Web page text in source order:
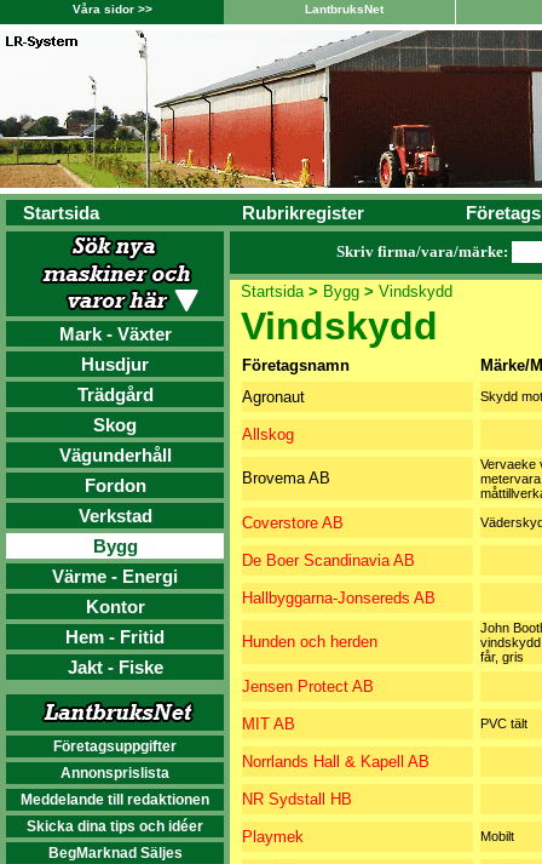
Våra sidor >> LantbruksNet
Startsida Rubrikregister
Mark - Växter
Husdjur
Trädgård
Skog
Vägunderhåll
Fordon
Verkstad
Bygg
Värme - Energi
Kontor
Hem - Fritid
Jakt - Fiske
Företagsuppgifter
Annonsprislista
Meddelande till redaktionen
Skicka dina tips och idéer
BegMarknad Säljes
Skriv firma/vara/märke:
Startsida> Bygg > Vindskydd
Vindskydd
Företagsnamn
Märke/
Agronaut
Skydd
Allskog
Brovema AB
Vervaeke
metervara
Coverstore AB
De Boer Scandinavia AB
Hallbyggarna-Jonsereds AB
Hunden och herden
John
får, gris
Jensen Protect AB
MIT AB PVC tält
Norrlands Hall & Kapell AB
NR Sydstall HB
Playmek Mobilt